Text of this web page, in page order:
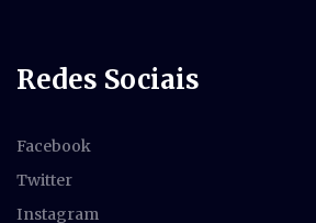
Redes Sociais
Facebook
Twitter
Instagram